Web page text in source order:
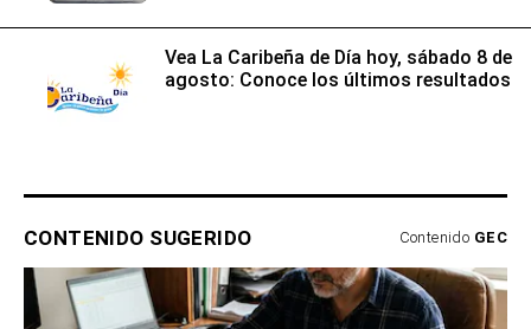
Vea La Caribeña de Día hoy, sábado 8 de
agosto: Conoce los últimos resultados
CONTENIDO SUGERIDO Contenido GEC